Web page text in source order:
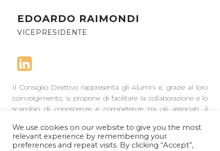
EDOARDO RAIMONDI
VICEPRESIDENTE
Il Consiglio Direttivo rappresenta gli Alumni e, grazie al loro
coinvolgimento, si propone di facilitare la collaborazione e lo
scambio di conoscenze e competenze tra gli associati, il
appartenenza della Community e favorire la realizzazione di
progetti etici ed innovativi che creino valore e senso di give
We use cookies on our website to give you the most
relevant experience by remembering your
preferences and repeat visits. By clicking “Accept”,